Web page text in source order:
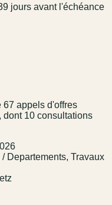
jours avant l'échéance
67 appels d'offres
dont 10 consultations
Departements, Travaux